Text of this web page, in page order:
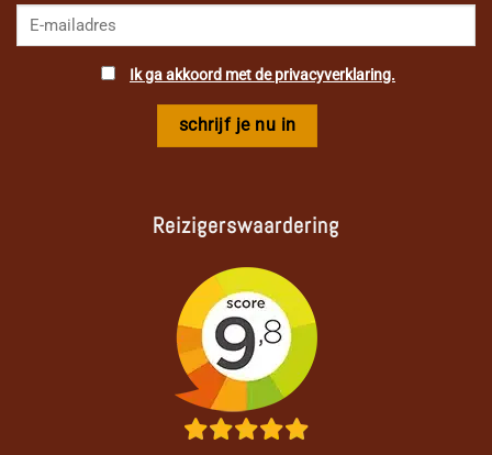
Ik ga akkoord met de privacyverklaring.
Reizigerswaardering